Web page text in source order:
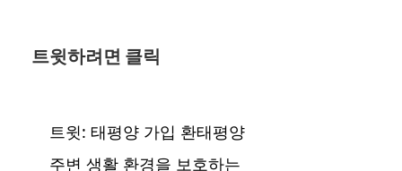
트윗하려면 클릭
트윗: 태평양 가입 환태평양
주변 생활 환경을 보호하는